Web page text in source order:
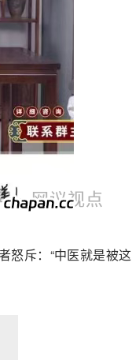
怒斥：“中医就是被这